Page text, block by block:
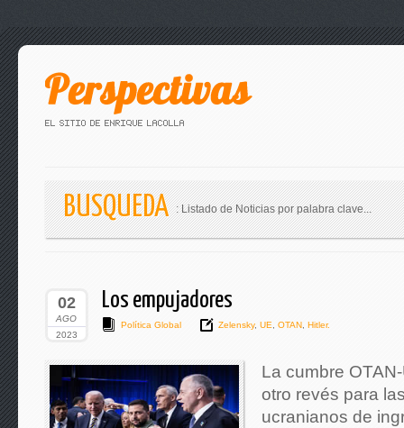
BUSQUEDA : Listado de Noticias por palabra clave...
02
AGO
2023
Los empujadores
Política Global Zelensky, UE OTAN Hitler.
La cumbre
otro revés para
ucranianos de